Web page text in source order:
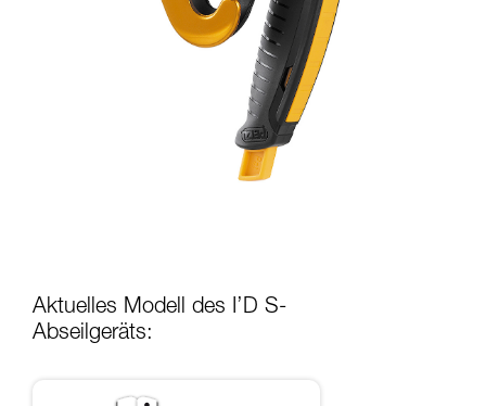
Aktuelles Modell des I’D S-
Abseilgeräts: